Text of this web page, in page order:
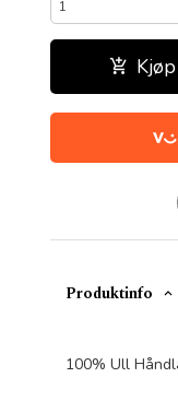
Kjøp
Produktinfo
100% Ull